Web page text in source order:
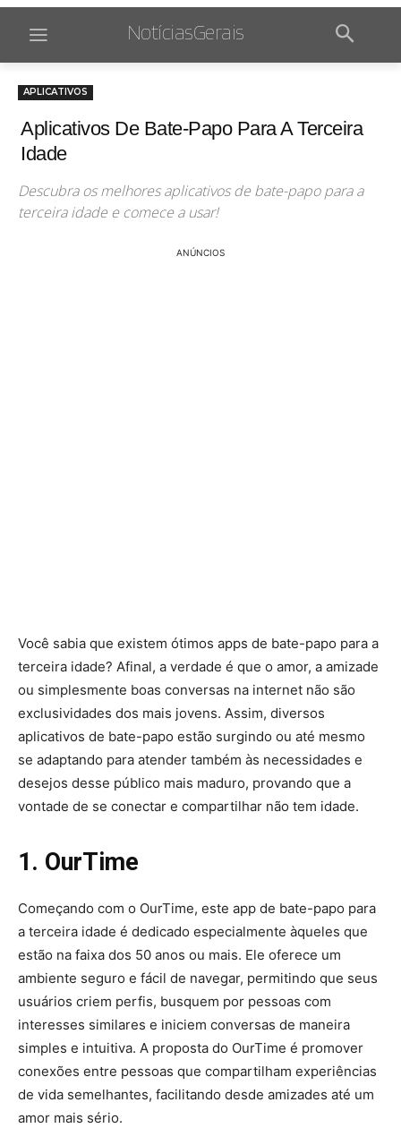
NotíciasGerais
APLICATIVOS
Aplicativos De Bate-Papo Para A Terceira
Idade
Descubra os melhores aplicativos de bate-papo para a
terceira idade e comece a usar!
ANÚNCIOS
Você sabia que existem ótimos apps de bate-papo para a
terceira idade? Afinal, a verdade é que o amor, a amizade
ou simplesmente boas conversas na internet não são
exclusividades dos mais jovens. Assim, diversos
aplicativos de bate-papo estão surgindo ou até mesmo
se adaptando para atender também às necessidades e
desejos desse público mais maduro, provando que a
vontade de se conectar e compartilhar não tem idade.
1. OurTime
Começando com o OurTime, este app de bate-papo para
a terceira idade é dedicado especialmente àqueles que
estão na faixa dos 50 anos ou mais. Ele oferece um
ambiente seguro e fácil de navegar, permitindo que seus
usuários criem perfis, busquem por pessoas com
interesses similares e iniciem conversas de maneira
simples e intuitiva. A proposta do OurTime é promover
conexões entre pessoas que compartilham experiências
de vida semelhantes, facilitando desde amizades até um
amor mais sério.